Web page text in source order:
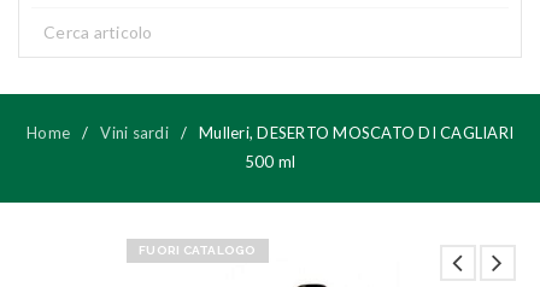
Home / Vini sardi /
Mulleri, DESERTO MOSCATO DI CAGLIARI
500 ml
FUORI CATALOGO